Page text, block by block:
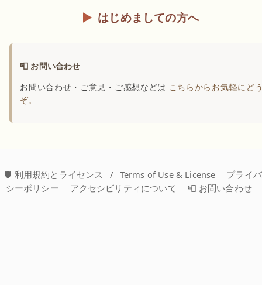
はじめましての方へ
📮 お問い合わせ
お問い合わせ・ご意見・ご感想などは こちらからお気軽にど
ぞ。
🛡️ 利用規約とライセンス / Terms of Use & License
プライバ
シーポリシー
アクセシビリティについて 📮 お問い合わせ